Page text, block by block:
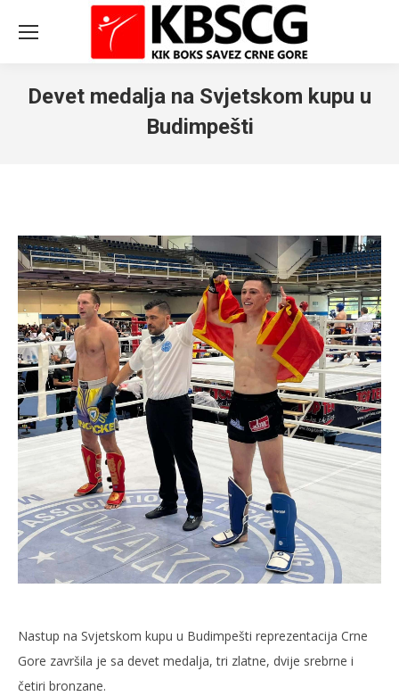
Devet medalja na Svjetskom kupu u
Budimpešti
Nastup na Svjetskom kupu u Budimpešti reprezentacija Crne
Gore završila je sa devet medalja, tri zlatne, dvije srebrne i
četiri bronzane.